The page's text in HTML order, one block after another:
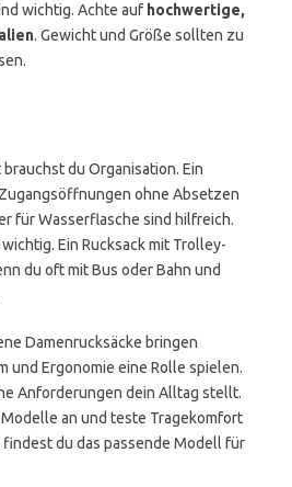
wichtig. Achte auf hochwertige,
. Gewicht und Größe sollten zu
du Organisation. Ein
ohne Absetzen
für Wasserflasche sind hilfreich.
Ein Rucksack mit Trolley-
du oft mit Bus oder Bahn und
Damenrucksäcke bringen
und Ergonomie eine Rolle spielen.
Anforderungen dein Alltag stellt.
an und teste Tragekomfort
du das passende Modell für